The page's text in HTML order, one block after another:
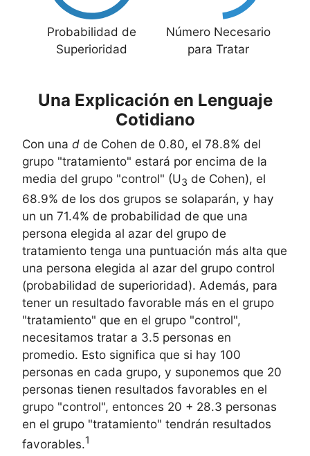
Probabilidad de
Superioridad
Número Necesario
para Tratar
Una Explicación en Lenguaje
Cotidiano
Con una d de Cohen de 0.80, el 78.8% del
grupo "tratamiento" estará por encima de la
media del grupo "control" (U3 de Cohen), el
68.9% de los dos grupos se solaparán, y hay
un un 71.4% de probabilidad de que una
persona elegida al azar del grupo de
tratamiento tenga una puntuación más alta que
una persona elegida al azar del grupo control
(probabilidad de superioridad). Además, para
tener un resultado favorable más en el grupo
"tratamiento" que en el grupo "control",
necesitamos tratar a 3.5 personas en
promedio. Esto significa que si hay 100
personas en cada grupo, y suponemos que 20
personas tienen resultados favorables en el
grupo "control", entonces 20 + 28.3 personas
en el grupo "tratamiento" tendrán resultados
favorables.1